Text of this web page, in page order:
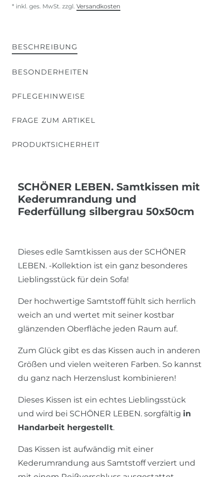
* inkl. ges. MwSt. zzgl. Versandkosten
BESCHREIBUNG
BESONDERHEITEN
PFLEGEHINWEISE
FRAGE ZUM ARTIKEL
PRODUKTSICHERHEIT
SCHÖNER LEBEN. Samtkissen mit
Kederumrandung und
Federfüllung silbergrau 50x50cm
Dieses edle Samtkissen aus der SCHÖNER
LEBEN. -Kollektion ist ein ganz besonderes
Lieblingsstück für dein Sofa!
Der hochwertige Samtstoff fühlt sich herrlich
weich an und wertet mit seiner kostbar
glänzenden Oberfläche jeden Raum auf.
Zum Glück gibt es das Kissen auch in anderen
Größen und vielen weiteren Farben. So kannst
du ganz nach Herzenslust kombinieren!
Dieses Kissen ist ein echtes Lieblingsstück
und wird bei SCHÖNER LEBEN. sorgfältig in
Handarbeit hergestellt.
Das Kissen ist aufwändig mit einer
Kederumrandung aus Samtstoff verziert und